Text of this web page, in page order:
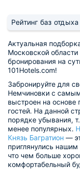
Рейтинг баз отдыха
Актуальная
Московской
бронирования на
101Hotels.com!
Забронируйте для
Немчиновки с
выстроен на основе
гостей. На данной
порядке убывания,
менее популярных.
Князь Багратион —
приглянулись
что чем больше
комфортабельный